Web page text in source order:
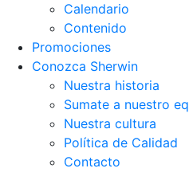
Calendario
Contenido
Promociones
Conozca Sherwin
Nuestra historia
Sumate a nuestro
Nuestra cultura
Política de Calidad
Contacto